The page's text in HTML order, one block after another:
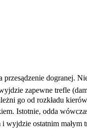
przesądzenie dogranej.
zapewne trefle
go od rozkładu
Istotnie, odda
wyjdzie ostatnim małym